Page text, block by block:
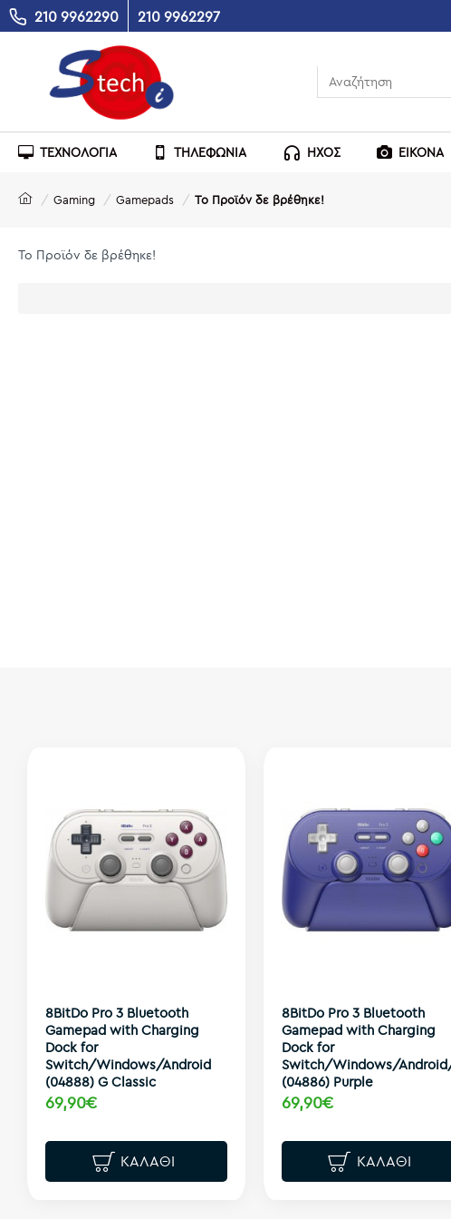
210 9962290 210 9962297
ΤΕΧΝΟΛΟΓΙΑ ΤΗΛΕΦΩΝΙΑ ΗΧΟΣ ΕΙΚΟΝΑ
Gaming Gamepads Το Προϊόν δε βρέθηκε!
Το Προϊόν δε βρέθηκε!
8BitDo Pro 3 Bluetooth
Gamepad with Charging
Dock for
Switch/Windows/Android
(04888) G Classic
69,90€
ΚΑΛΆΘΙ
8BitDo Pro 3 Bluetooth
Gamepad with Charging
Dock for
Switch/Windows/
(04886) Purple
69,90€
ΚΑΛΆΘΙ